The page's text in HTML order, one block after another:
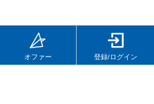
オファー 登録/ログイン